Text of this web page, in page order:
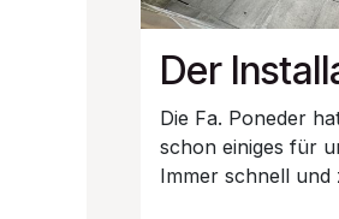
Der
Die Fa. Poneder
schon einiges für
Immer schnell und